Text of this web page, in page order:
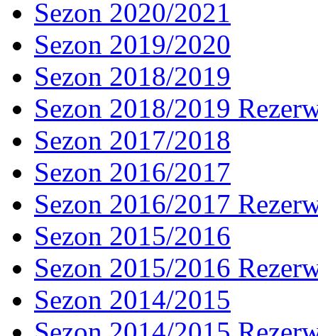
Sezon 2020/2021
Sezon 2019/2020
Sezon 2018/2019
Sezon 2018/2019
Sezon 2017/2018
Sezon 2016/2017
Sezon 2016/2017
Sezon 2015/2016
Sezon 2015/2016
Sezon 2014/2015